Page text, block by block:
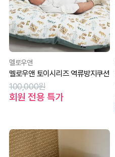
멜로우앤
멜로우앤 토이시리즈 역류방지쿠션
100,000원
회원 전용 특가